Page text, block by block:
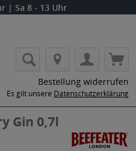
| Sa 8 - 13 Uhr
Bestellung widerrufen
Es gilt unsere Datenschutzerklärung
Gin 0,7l